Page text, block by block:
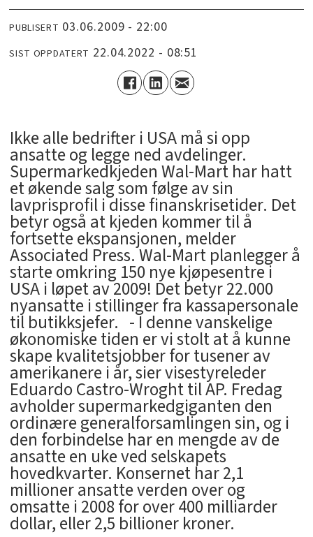
PUBLISERT 03.06.2009 - 22:00
SIST OPPDATERT 22.04.2022 - 08:51
Ikke alle bedrifter i USA må si opp
ansatte og legge ned avdelinger.
Supermarkedkjeden Wal-Mart har hatt
et økende salg som følge av sin
lavprisprofil i disse finanskrisetider. Det
betyr også at kjeden kommer til å
fortsette ekspansjonen, melder
Associated Press. Wal-Mart planlegger å
starte omkring 150 nye kjøpesentre i
USA i løpet av 2009! Det betyr 22.000
nyansatte i stillinger fra kassapersonale
til butikksjefer. - I denne vanskelige
økonomiske tiden er vi stolt at å kunne
skape kvalitetsjobber for tusener av
amerikanere i år, sier visestyreleder
Eduardo Castro-Wroght til AP. Fredag
avholder supermarkedgiganten den
ordinære generalforsamlingen sin, og i
den forbindelse har en mengde av de
ansatte en uke ved selskapets
hovedkvarter. Konsernet har 2,1
millioner ansatte verden over og
omsatte i 2008 for over 400 milliarder
dollar, eller 2,5 billioner kroner.